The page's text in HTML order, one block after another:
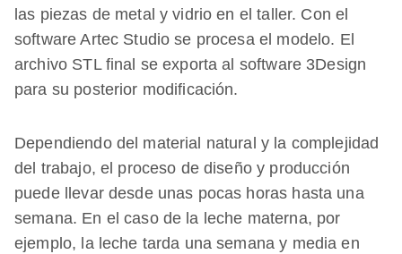
las piezas de metal y vidrio en el taller. Con el
software Artec Studio se procesa el modelo. El
archivo STL final se exporta al software 3Design
para su posterior modificación.
Dependiendo del material natural y la complejidad
del trabajo, el proceso de diseño y producción
puede llevar desde unas pocas horas hasta una
semana. En el caso de la leche materna, por
ejemplo, la leche tarda una semana y media en